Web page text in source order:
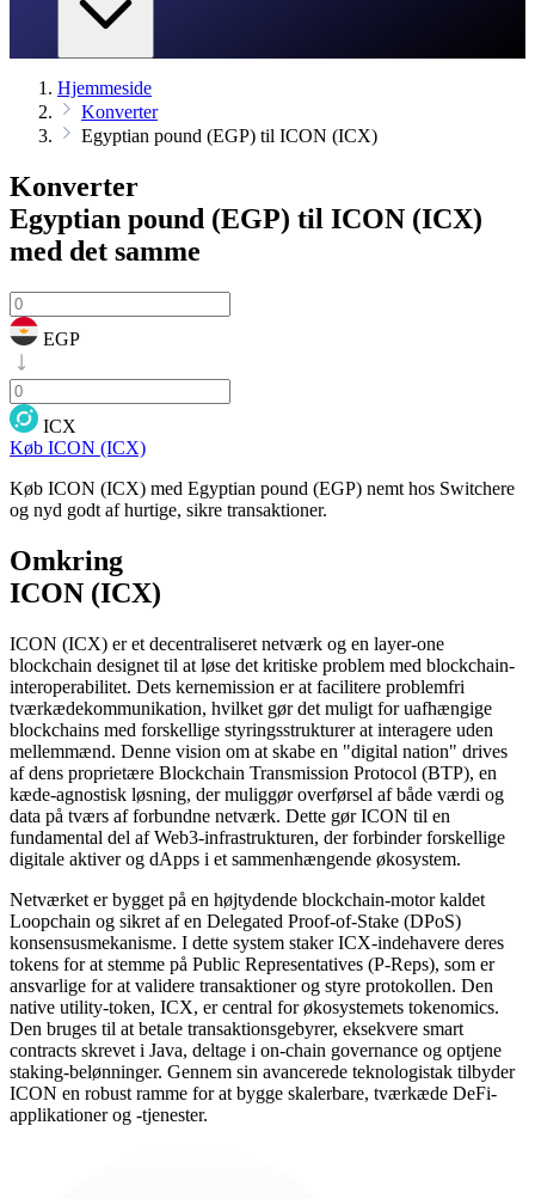
Hjemmeside
Konverter
Egyptian pound (EGP) til ICON (ICX)
Konverter
Egyptian pound (EGP) til ICON (ICX)
med det samme
EGP
ICX
Køb ICON (ICX)
Køb ICON (ICX) med Egyptian pound (EGP) nemt hos Switchere
og nyd godt af hurtige, sikre transaktioner.
Omkring
ICON (ICX)
ICON (ICX) er et decentraliseret netværk og en layer-one
blockchain designet til at løse det kritiske problem med blockchain-
interoperabilitet. Dets kernemission er at facilitere problemfri
tværkædekommunikation, hvilket gør det muligt for uafhængige
blockchains med forskellige styringsstrukturer at interagere uden
mellemmænd. Denne vision om at skabe en "digital nation" drives
af dens proprietære Blockchain Transmission Protocol (BTP), en
kæde-agnostisk løsning, der muliggør overførsel af både værdi og
data på tværs af forbundne netværk. Dette gør ICON til en
fundamental del af Web3-infrastrukturen, der forbinder forskellige
digitale aktiver og dApps i et sammenhængende økosystem.
Netværket er bygget på en højtydende blockchain-motor kaldet
Loopchain og sikret af en Delegated Proof-of-Stake (DPoS)
konsensusmekanisme. I dette system staker ICX-indehavere deres
tokens for at stemme på Public Representatives (P-Reps), som er
ansvarlige for at validere transaktioner og styre protokollen. Den
native utility-token, ICX, er central for økosystemets tokenomics.
Den bruges til at betale transaktionsgebyrer, eksekvere smart
contracts skrevet i Java, deltage i on-chain governance og optjene
staking-belønninger. Gennem sin avancerede teknologistak tilbyder
ICON en robust ramme for at bygge skalerbare, tværkæde DeFi-
applikationer og -tjenester.